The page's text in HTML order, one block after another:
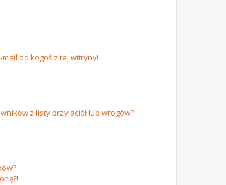
od kogoś z tej witryny!
z listy przyjaciół lub wrogów?